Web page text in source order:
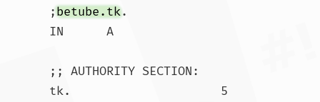
;betube.tk.
IN	A
;; AUTHORITY SECTION:
tk.			5